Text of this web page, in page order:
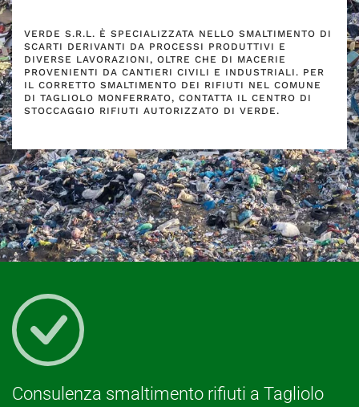
VERDE S.R.L. È SPECIALIZZATA NELLO SMALTIMENTO DI
SCARTI DERIVANTI DA PROCESSI PRODUTTIVI E
DIVERSE LAVORAZIONI, OLTRE CHE DI MACERIE
PROVENIENTI DA CANTIERI CIVILI E INDUSTRIALI. PER
IL CORRETTO SMALTIMENTO DEI RIFIUTI NEL COMUNE
DI TAGLIOLO MONFERRATO, CONTATTA IL CENTRO DI
STOCCAGGIO RIFIUTI AUTORIZZATO DI VERDE.
Consulenza smaltimento rifiuti a Tagliolo